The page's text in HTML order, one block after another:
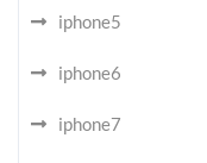
iphone5
iphone6
iphone7